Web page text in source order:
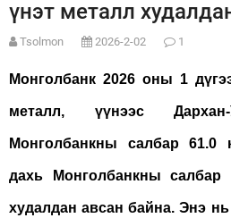
үнэт металл
Tsolmon 2026-2-02 1
Монголбанк 2026 оны 1
металл, үүнээс
Монголбанкны салбар 61.0
дахь Монголбанкны салбар
худалдан авсан байна. Энэ